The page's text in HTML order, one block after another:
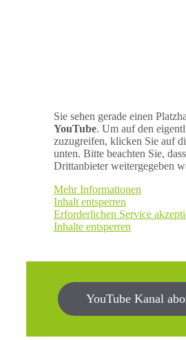
Sie sehen gerade einen
YouTube. Um auf den
zuzugreifen, klicken Sie auf
unten. Bitte beachten Sie,
Drittanbieter weitergegeben
Mehr Informationen
Inhalt entsperren
Erforderlichen Service
Inhalte entsperren
YouTube Kanal